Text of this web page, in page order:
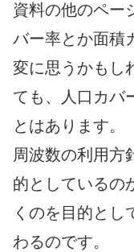
資料の他のペー
バー率とか面積
変に思うかもし
ても、人口カバ
とはあります。
周波数の利用方
的としているの
くのを目的とし
わるのです。